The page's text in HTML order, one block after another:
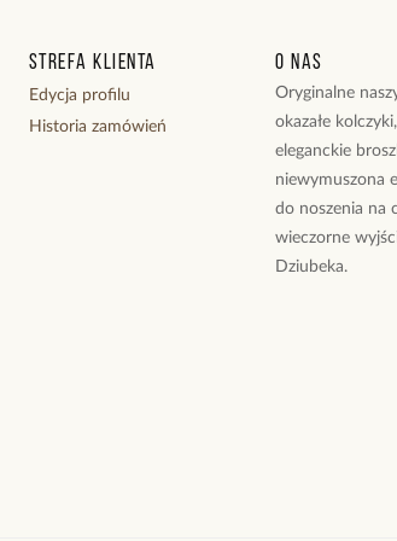
Strefa klienta
Edycja profilu
Historia zamówień
O nas
Oryginalne
okazałe
eleganckie
niewymuszona
do noszenia na
wieczorne
Dziubeka.